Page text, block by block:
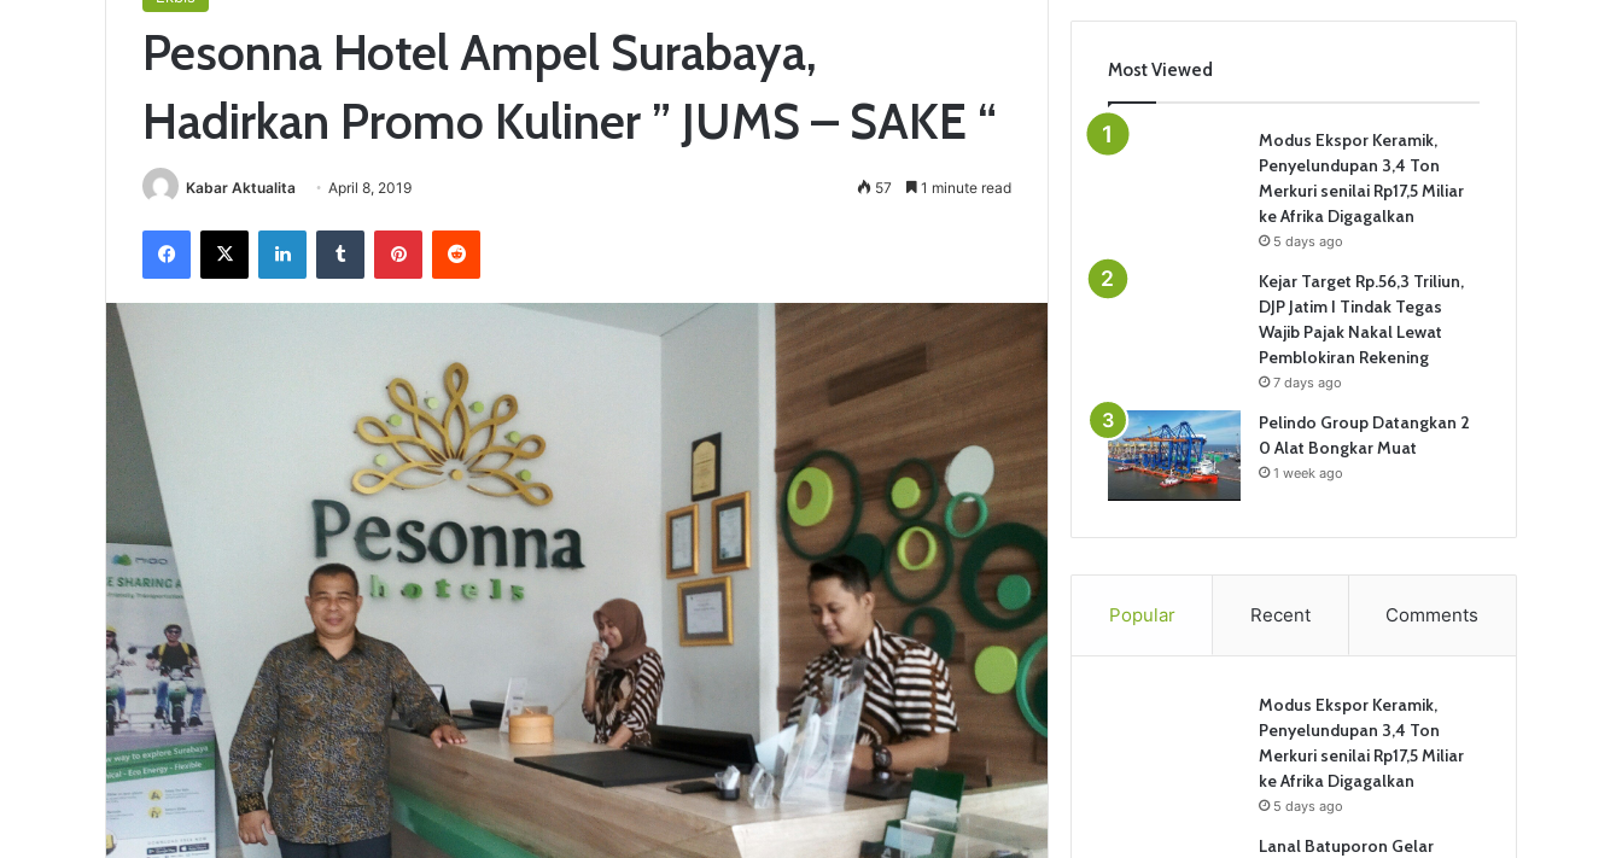
Pesonna Hotel Ampel Surabaya,
Hadirkan Promo Kuliner ” JUMS – SAKE “
Kabar Aktualita April 8, 2019 57 1 minute read
Most Viewed
Modus Ekspor Keramik,
Penyelundupan 3,4 Ton
Merkuri senilai Rp17,5 Miliar
ke Afrika Digagalkan
5 days ago
Kejar Target Rp.56,3 Triliun,
DJP Jatim I Tindak Tegas
Wajib Pajak Nakal Lewat
Pemblokiran Rekening
7 days ago
Pelindo Group Datangkan 2
0 Alat Bongkar Muat
1 week ago
Popular Recent Comments
Modus Ekspor Keramik,
Penyelundupan 3,4 Ton
Merkuri senilai Rp17,5 Miliar
ke Afrika Digagalkan
5 days ago
Lanal Batuporon Gelar